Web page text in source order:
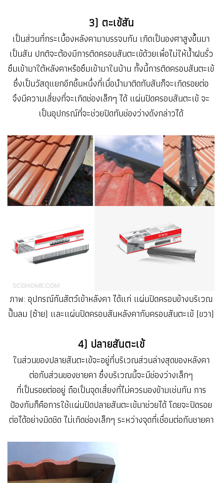
3) ตะเข้สัน
เป็นส่วนที่กระเบื้องหลังคามาบรรจบกัน เกิดเป็นองศาสูงขึ้นมา
เป็นสัน ปกติจะต้องมีการติดครอบสันตะเข้ด้วยเพื่อไม่ให้น้ำฝนรั่ว
ซึมเข้ามาใต้หลังคาหรือซึมเข้ามาในบ้าน ทั้งนี้การติดครอบสันตะเข้
ซึ่งเป็นวัสดุแยกอีกชิ้นหนึ่งที่เมื่อนำมาติดทับสันก็จะเกิดรอยต่อ
จึงมีความเสี่ยงที่จะเกิดช่องเล็กๆ ได้ แผ่นปิดครอบสันตะเข้ จะ
เป็นอุปกรณ์ที่จะช่วยปิดทับช่องว่างดังกล่าวได้
ภาพ: อุปกรณ์กันสัตว์เข้าหลังคา ได้แก่ แผ่นปิดครอบข้างบริเวณ
ปั้นลม (ซ้าย) และแผ่นปิดครอบสันหลังคากับครอบสันตะเข้ (ขวา)
4) ปลายสันตะเข้
ในส่วนของปลายสันตะเข้จะอยู่ที่บริเวณส่วนล่างสุดของหลังคา
ต่อกับส่วนของชายคา ซึ่งบริเวณนี้จะมีช่องว่างเล็กๆ
ที่เป็นรอยต่ออยู่ ถือเป็นจุดเสี่ยงที่ไม่ควรมองข้ามเช่นกัน การ
ป้องกันก็คือการใช้แผ่นปิดปลายสันตะเข้มาช่วยได้ โดยจะปิดรอย
ต่อได้อย่างมิดชิด ไม่เกิดช่องเล็กๆ ระหว่างจุดที่เชื่อมต่อกับชายคา